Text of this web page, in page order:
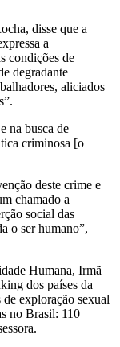
disse que a
a
condições de
degradante
aliciados
na busca de
criminosa [o
deste crime e
chamado a
social das
o ser humano”,
Humana, Irmã
dos países da
exploração sexual
no Brasil: 110